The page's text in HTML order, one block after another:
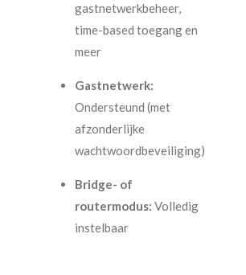
gastnetwerkbeheer,
time-based toegang en
meer
Gastnetwerk:
Ondersteund (met
afzonderlijke
wachtwoordbeveiliging)
Bridge- of
routermodus: Volledig
instelbaar